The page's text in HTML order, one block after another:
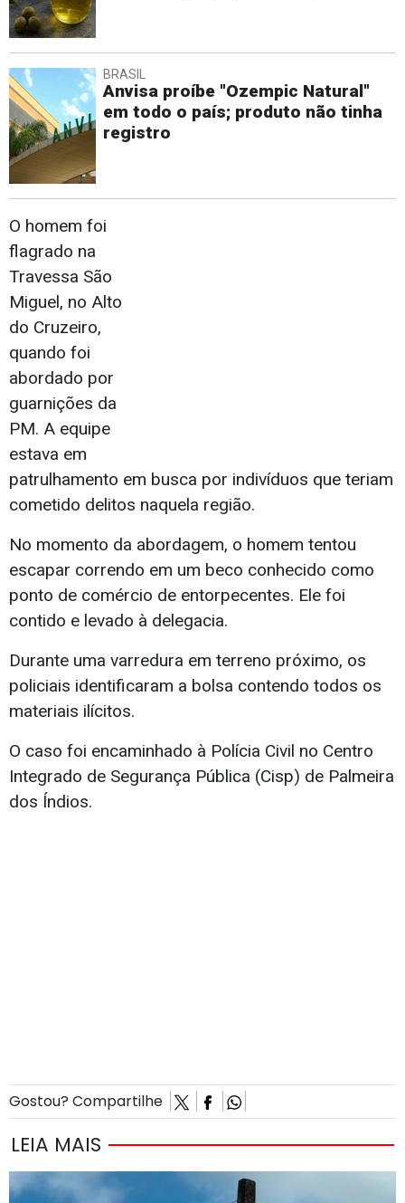
BRASIL
Anvisa proíbe "Ozempic Natural"
em todo o país; produto não tinha
registro
O homem foi
flagrado na
Travessa São
Miguel, no Alto
do Cruzeiro,
quando foi
abordado por
guarnições da
PM. A equipe
estava em
patrulhamento em busca por indivíduos que teriam
cometido delitos naquela região.
No momento da abordagem, o homem tentou
escapar correndo em um beco conhecido como
ponto de comércio de entorpecentes. Ele foi
contido e levado à delegacia.
Durante uma varredura em terreno próximo, os
policiais identificaram a bolsa contendo todos os
materiais ilícitos.
O caso foi encaminhado à Polícia Civil no Centro
Integrado de Segurança Pública (Cisp) de Palmeira
dos Índios.
Gostou? Compartilhe
LEIA MAIS